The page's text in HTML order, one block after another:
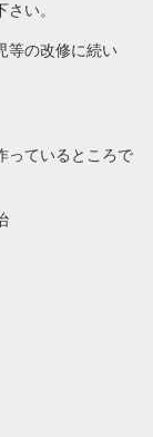
い。
の改修に続い
ているところで